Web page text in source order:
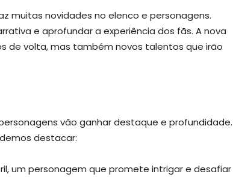
muitas novidades no elenco e personagens.
e aprofundar a experiência dos fãs. A nova
de volta, mas também novos talentos que irão
vão ganhar destaque e profundidade.
destacar:
um personagem que promete intrigar e desafiar